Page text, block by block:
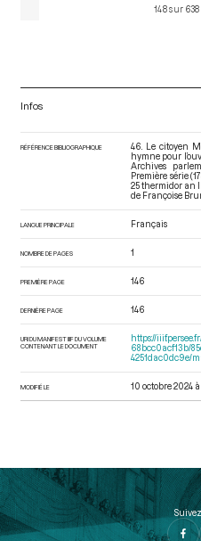
148 sur 638
Infos
RÉFÉRENCE BIBLIOGRAPHIQUE
46. Le citoyen
hymne pour
Archives
Première série
25 thermidor an
de Françoise
LANGUE PRINCIPALE Français
NOMBRE DE PAGES 1
PREMIÈRE PAGE 146
DERNIÈRE PAGE 146
URI DU MANIFEST IIIF DU VOLUME
CONTENANT LE DOCUMENT
https://
68bcc0acf13b/
4251dac0dc9e/
MODIFIÉ LE 10 octobre 2024 à